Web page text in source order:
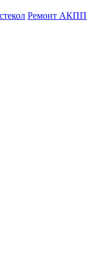
Ремонт АКПП